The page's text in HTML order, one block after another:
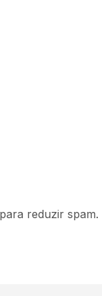
reduzir spam.